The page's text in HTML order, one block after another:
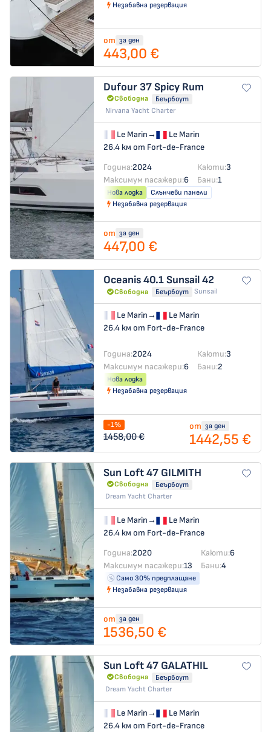
Незабавна резервация
от за ден
443,00 €
Dufour 37Spicy Rum
Свободна
Беърбоут
Nirvana Yacht Charter
Le Marin→
Le Marin
26.4 км от Fort-de-France
Година:2024 Каюти:3
Максимум пасажери:6 Бани:1
Нова лодка
Слънчеви панели
Незабавна резервация
от за ден
447,00 €
Oceanis 40.1Sunsail 42
Свободна Беърбоут Sunsail
Le Marin→
Le Marin
26.4 км от Fort-de-France
Година:2024 Каюти:3
Максимум пасажери:6 Бани:2
Нова лодка
Незабавна резервация
-1%
1458,00 €
от за ден
1442,55 €
Sun Loft 47 GILMITH
Свободна
Беърбоут
Dream Yacht Charter
Le Marin→
Le Marin
26.4 км от Fort-de-France
Година:2020 Каюти:6
Максимум пасажери:13 Бани:4
Само 30% предплащане
Незабавна резервация
от за ден
1536,50 €
Sun Loft 47 GALATHIL
Свободна
Беърбоут
Dream Yacht Charter
Le Marin→
Le Marin
26.4 км от Fort-de-France